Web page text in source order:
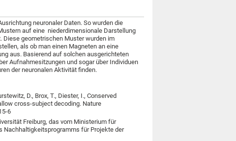
neuronaler Daten. So wurden die
auf eine niederdimensionale Darstellung
Diese geometrischen Muster wurden im
als ob man einen Magneten an eine
aus. Basierend auf solchen ausgerichteten
Aufnahmesitzungen und sogar über Individuen
der neuronalen Aktivität finden.
D., Brox, T., Diester, I., Conserved
cross-subject decoding. Nature
6
Freiburg, das vom Ministerium für
Nachhaltigkeitsprogramms für Projekte der